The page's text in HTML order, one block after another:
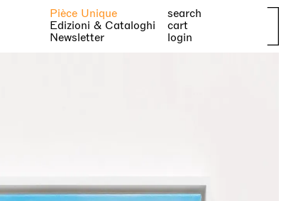
Pièce Unique
Edizioni & Cataloghi
Newsletter
search
cart
login